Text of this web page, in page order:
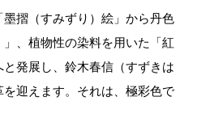
摺（すみずり）絵」から丹色
、植物性の染料を用いた「紅
発展し、鈴木春信（すずきは
迎えます。それは、極彩色で